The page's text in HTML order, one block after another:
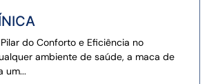
do Conforto e Eficiência no
ambiente de saúde, a maca de
um...